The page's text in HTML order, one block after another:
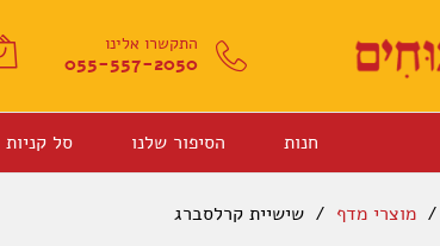
התקשרו אלינו
055-557-2050
חנות הסיפור שלנו סל קניות
/ מוצרי מדף / שישיית קרלסברג